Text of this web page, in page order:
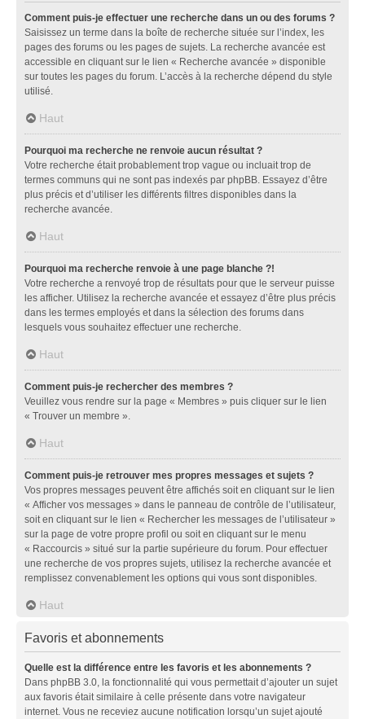
Comment puis-je effectuer une recherche dans un ou des forums ?
Saisissez un terme dans la boîte de recherche située sur l’index, les
pages des forums ou les pages de sujets. La recherche avancée est
accessible en cliquant sur le lien « Recherche avancée » disponible
sur toutes les pages du forum. L’accès à la recherche dépend du style
utilisé.
Haut
Pourquoi ma recherche ne renvoie aucun résultat ?
Votre recherche était probablement trop vague ou incluait trop de
termes communs qui ne sont pas indexés par phpBB. Essayez d’être
plus précis et d’utiliser les différents filtres disponibles dans la
recherche avancée.
Haut
Pourquoi ma recherche renvoie à une page blanche ?!
Votre recherche a renvoyé trop de résultats pour que le serveur puisse
les afficher. Utilisez la recherche avancée et essayez d’être plus précis
dans les termes employés et dans la sélection des forums dans
lesquels vous souhaitez effectuer une recherche.
Haut
Comment puis-je rechercher des membres ?
Veuillez vous rendre sur la page « Membres » puis cliquer sur le lien
« Trouver un membre ».
Haut
Comment puis-je retrouver mes propres messages et sujets ?
Vos propres messages peuvent être affichés soit en cliquant sur le lien
« Afficher vos messages » dans le panneau de contrôle de l’utilisateur,
soit en cliquant sur le lien « Rechercher les messages de l’utilisateur »
sur la page de votre propre profil ou soit en cliquant sur le menu
« Raccourcis » situé sur la partie supérieure du forum. Pour effectuer
une recherche de vos propres sujets, utilisez la recherche avancée et
remplissez convenablement les options qui vous sont disponibles.
Haut
Favoris et abonnements
Quelle est la différence entre les favoris et les abonnements ?
Dans phpBB 3.0, la fonctionnalité qui vous permettait d’ajouter un sujet
aux favoris était similaire à celle présente dans votre navigateur
internet. Vous ne receviez aucune notification lorsqu’un sujet ajouté